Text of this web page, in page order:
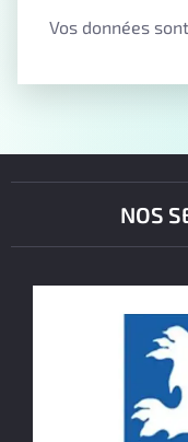
Vos données
NOS